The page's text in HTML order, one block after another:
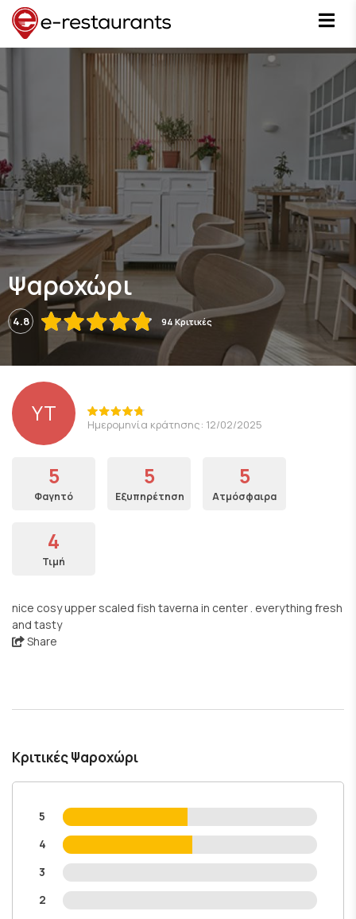
Ψαροχώρι
4.8 94 Κριτικές
YT Ημερομηνία κράτησης: 12/02/2025
5
Φαγητό
5
Εξυπηρέτηση
5
Ατμόσφαιρα
4
Τιμή
nice cosy upper scaled fish taverna in center . everything fresh
and tasty
Share
Κριτικές Ψαροχώρι
5
4
3
2